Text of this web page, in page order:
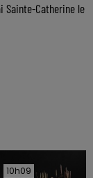
Sainte-Catherine le
10h09
10h09